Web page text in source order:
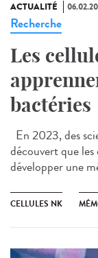
ACTUALITÉ
Recherche
Les
bactéries
En 2023, des
découvert que
développer une
CELLULES NK